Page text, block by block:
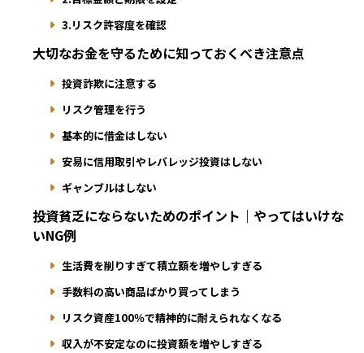
3.リスク許容度を確認
大切なお金を守るために知っておくべき注意点
投資詐欺に注意する
リスク管理を行う
基本的に借金はしない
安易に信用取引やレバレッジ投資はしない
ギャンブルはしない
投資貧乏にならないためのポイント｜やってはいけな
いNG例
生活費を削りすぎて積立額を増やしすぎる
手数料の高い商品ばかり買ってしまう
リスク資産100％で精神的に耐えられなくなる
収入が不安定なのに投資額を増やしすぎる